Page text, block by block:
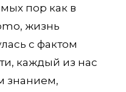
пор как в
жизнь
с фактом
каждый из нас
знанием,